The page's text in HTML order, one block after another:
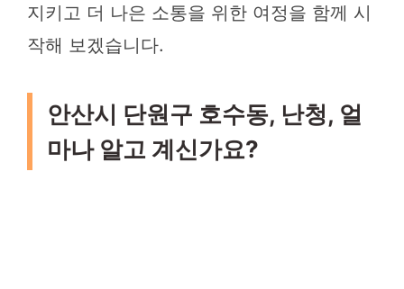
지키고 더 나은 소통을 위한 여정을 함께 시
작해 보겠습니다.
안산시 단원구 호수동, 난청, 얼
마나 알고 계신가요?